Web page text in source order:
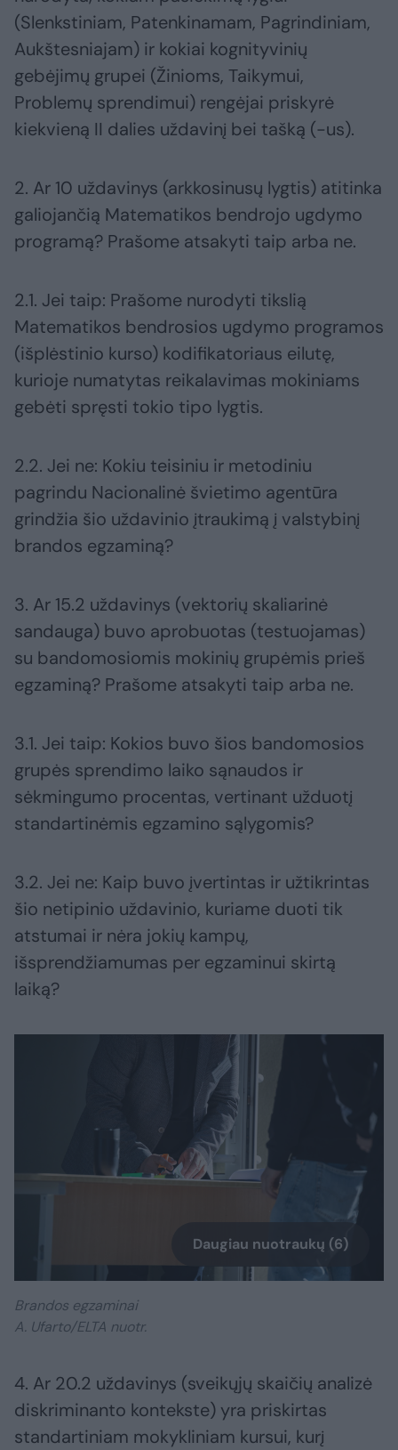
(Slenkstiniam, Patenkinamam, Pagrindiniam,
Aukštesniajam) ir kokiai kognityvinių
gebėjimų grupei (Žinioms, Taikymui,
Problemų sprendimui) rengėjai priskyrė
kiekvieną II dalies uždavinį bei tašką (-us).
2. Ar 10 uždavinys (arkkosinusų lygtis) atitinka
galiojančią Matematikos bendrojo ugdymo
programą? Prašome atsakyti taip arba ne.
2.1. Jei taip: Prašome nurodyti tikslią
Matematikos bendrosios ugdymo programos
(išplėstinio kurso) kodifikatoriaus eilutę,
kurioje numatytas reikalavimas mokiniams
gebėti spręsti tokio tipo lygtis.
2.2. Jei ne: Kokiu teisiniu ir metodiniu
pagrindu Nacionalinė švietimo agentūra
grindžia šio uždavinio įtraukimą į valstybinį
brandos egzaminą?
3. Ar 15.2 uždavinys (vektorių skaliarinė
sandauga) buvo aprobuotas (testuojamas)
su bandomosiomis mokinių grupėmis prieš
egzaminą? Prašome atsakyti taip arba ne.
3.1. Jei taip: Kokios buvo šios bandomosios
grupės sprendimo laiko sąnaudos ir
sėkmingumo procentas, vertinant užduotį
standartinėmis egzamino sąlygomis?
3.2. Jei ne: Kaip buvo įvertintas ir užtikrintas
šio netipinio uždavinio, kuriame duoti tik
atstumai ir nėra jokių kampų,
išsprendžiamumas per egzaminui skirtą
laiką?
Daugiau nuotraukų (6)
Brandos egzaminai
A. Ufarto/ELTA nuotr.
4. Ar 20.2 uždavinys (sveikųjų skaičių analizė
diskriminanto kontekste) yra priskirtas
standartiniam mokykliniam kursui, kurį